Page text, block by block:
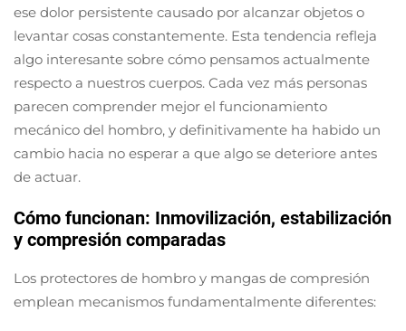
ese dolor persistente causado por alcanzar objetos o
levantar cosas constantemente. Esta tendencia refleja
algo interesante sobre cómo pensamos actualmente
respecto a nuestros cuerpos. Cada vez más personas
parecen comprender mejor el funcionamiento
mecánico del hombro, y definitivamente ha habido un
cambio hacia no esperar a que algo se deteriore antes
de actuar.
Cómo funcionan: Inmovilización, estabilización
y compresión comparadas
Los protectores de hombro y mangas de compresión
emplean mecanismos fundamentalmente diferentes: